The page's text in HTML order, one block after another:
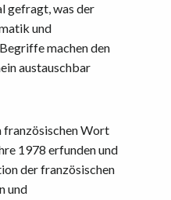
gefragt, was der
und
machen den
austauschbar
französischen Wort
1978 erfunden und
der französischen
und